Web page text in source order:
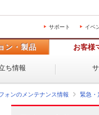
サポート イベ
ン・製品 お客様
ち情報
ォンのメンテナンス情報 緊急・